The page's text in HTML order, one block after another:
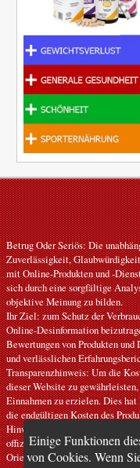
Einige Funktionen
von Cookies. Wenn
Betrug Oder Seriös: Die
Zuverlässigkeit,
mit Online-Produkten und -
sich durch eine sorgfältige
objektive Meinung zu bilden.
Ihr Ziel: zum Schutz der
Online-Desinformation
Bewertungen von Produkten
und verlässlichen
Transparenzhinweis: Um die
dieser Website zu
Einnahmen zu erzielen. Dies
die endgültigen Kosten des
Hinweise: Unsere Artikel geben
offiziellen Empfehlungen dar.
Orientierung und müssen beim